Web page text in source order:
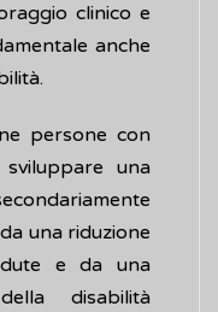
clinico e
anche
persone con
una
una riduzione
e da una
disabilità